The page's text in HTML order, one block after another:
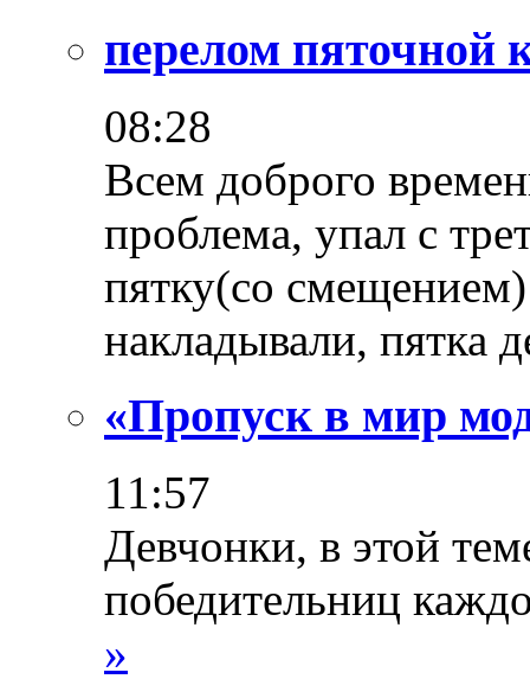
перелом пяточной
08:28
Всем доброго
проблема, упал с
пятку(со
накладывали, пятка
«Пропуск в мир
11:57
Девчонки, в этой
победительниц
»